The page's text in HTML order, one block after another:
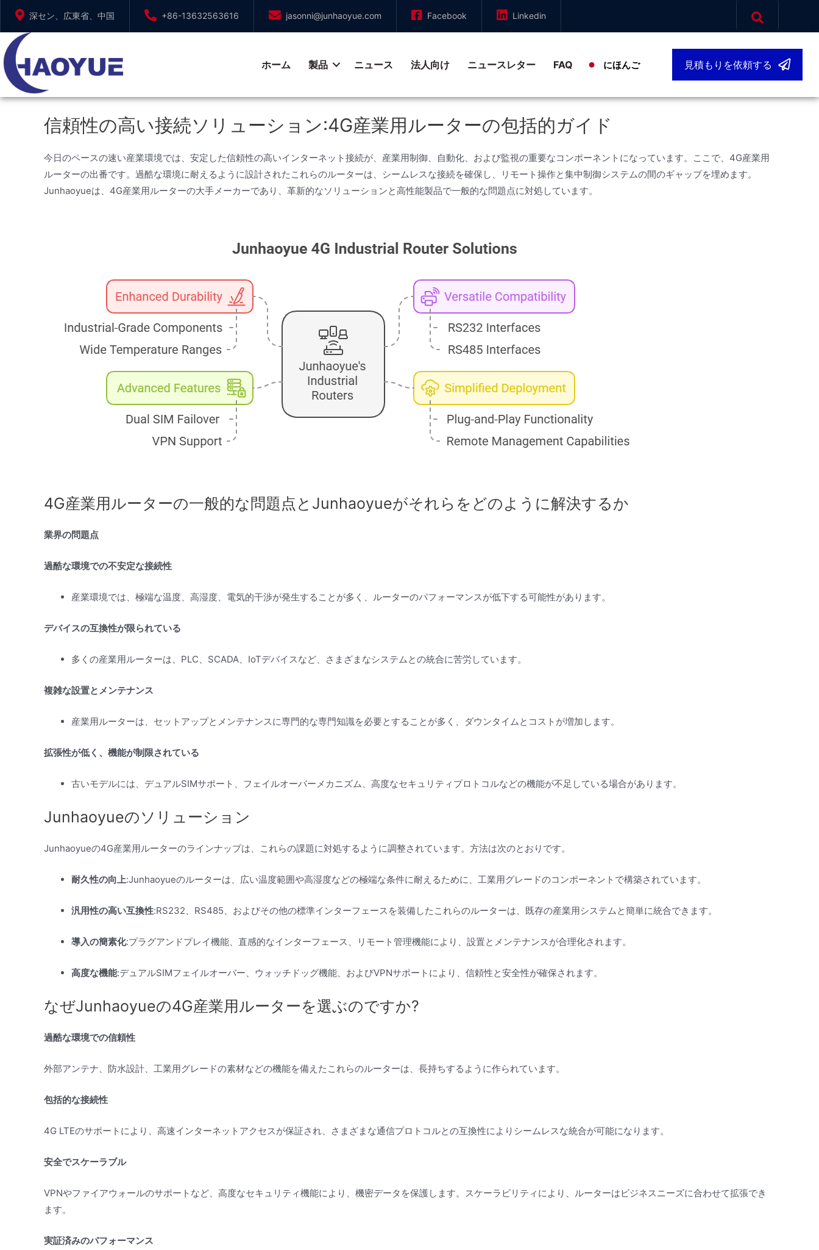
ン
ツ
深セン、広東省、中国 +86-13632563616 jasonni@junhaoyue.com Facebook Linkedin
ホーム 製品 ニュース 法人向け ニュースレター FAQ にほんご 見積もりを依頼する
信頼性の高い接続ソリューション:4G産業用ルーターの包括的ガイド
今日のペースの速い産業環境では、安定した信頼性の高いインターネット接続が、産業用制御、自動化、および監視の重要なコンポーネントになっています。ここで、4G産業用
ルーターの出番です。過酷な環境に耐えるように設計されたこれらのルーターは、シームレスな接続を確保し、リモート操作と集中制御システムの間のギャップを埋めます。
Junhaoyueは、4G産業用ルーターの大手メーカーであり、革新的なソリューションと高性能製品で一般的な問題点に対処しています。
4G産業用ルーターの一般的な問題点とJunhaoyueがそれらをどのように解決するか
業界の問題点
過酷な環境での不安定な接続性
産業環境では、極端な温度、高湿度、電気的干渉が発生することが多く、ルーターのパフォーマンスが低下する可能性があります。
デバイスの互換性が限られている
多くの産業用ルーターは、PLC、SCADA、IoTデバイスなど、さまざまなシステムとの統合に苦労しています。
複雑な設置とメンテナンス
産業用ルーターは、セットアップとメンテナンスに専門的な専門知識を必要とすることが多く、ダウンタイムとコストが増加します。
拡張性が低く、機能が制限されている
古いモデルには、デュアルSIMサポート、フェイルオーバーメカニズム、高度なセキュリティプロトコルなどの機能が不足している場合があります。
Junhaoyueのソリューション
Junhaoyueの4G産業用ルーターのラインナップは、これらの課題に対処するように調整されています。方法は次のとおりです。
耐久性の向上:Junhaoyueのルーターは、広い温度範囲や高湿度などの極端な条件に耐えるために、工業用グレードのコンポーネントで構築されています。
汎用性の高い互換性:RS232、RS485、およびその他の標準インターフェースを装備したこれらのルーターは、既存の産業用システムと簡単に統合できます。
導入の簡素化:プラグアンドプレイ機能、直感的なインターフェース、リモート管理機能により、設置とメンテナンスが合理化されます。
高度な機能:デュアルSIMフェイルオーバー、ウォッチドッグ機能、およびVPNサポートにより、信頼性と安全性が確保されます。
なぜJunhaoyueの4G産業用ルーターを選ぶのですか?
過酷な環境での信頼性
外部アンテナ、防水設計、工業用グレードの素材などの機能を備えたこれらのルーターは、長持ちするように作られています。
包括的な接続性
4G LTEのサポートにより、高速インターネットアクセスが保証され、さまざまな通信プロトコルとの互換性によりシームレスな統合が可能になります。
安全でスケーラブル
VPNやファイアウォールのサポートなど、高度なセキュリティ機能により、機密データを保護します。スケーラビリティにより、ルーターはビジネスニーズに合わせて拡張でき
ます。
実証済みのパフォーマンス